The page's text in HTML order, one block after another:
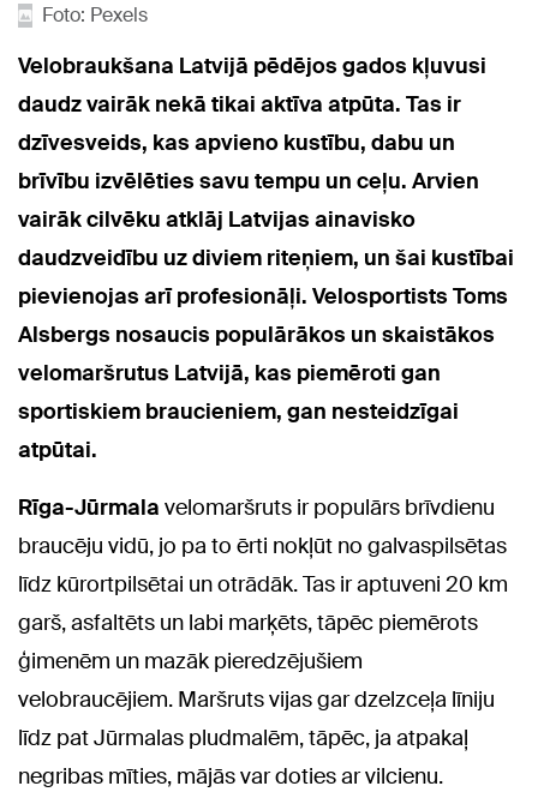
Foto: Pexels
Velobraukšana Latvijā pēdējos gados kļuvusi
daudz vairāk nekā tikai aktīva atpūta. Tas ir
dzīvesveids, kas apvieno kustību, dabu un
brīvību izvēlēties savu tempu un ceļu. Arvien
vairāk cilvēku atklāj Latvijas ainavisko
daudzveidību uz diviem riteņiem, un šai kustībai
pievienojas arī profesionāļi. Velosportists Toms
Alsbergs nosaucis populārākos un skaistākos
velomaršrutus Latvijā, kas piemēroti gan
sportiskiem braucieniem, gan nesteidzīgai
atpūtai.
Rīga-Jūrmala velomaršruts ir populārs brīvdienu
braucēju vidū, jo pa to ērti nokļūt no galvaspilsētas
līdz kūrortpilsētai un otrādāk. Tas ir aptuveni 20 km
garš, asfaltēts un labi marķēts, tāpēc piemērots
ģimenēm un mazāk pieredzējušiem
velobraucējiem. Maršruts vijas gar dzelzceļa līniju
līdz pat Jūrmalas pludmalēm, tāpēc, ja atpakaļ
negribas mīties, mājās var doties ar vilcienu.